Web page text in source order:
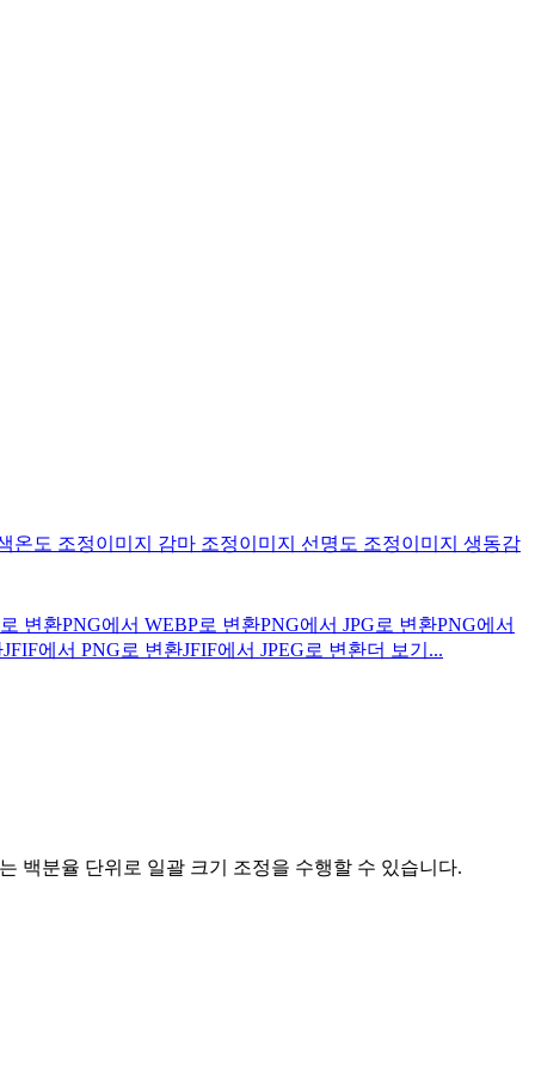
온도 조정이미지 감마 조정이미지 선명도 조정이미지 생동감
변환PNG에서 WEBP로 변환PNG에서 JPG로 변환PNG에서
JFIF에서 PNG로 변환JFIF에서 JPEG로 변환더 보기...
백분율 단위로 일괄 크기 조정을 수행할 수 있습니다.